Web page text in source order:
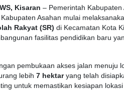
Kisaran – Pemerintah
Asahan mulai
Rakyat (SR) di Kecamatan Kota
fasilitas pendidikan baru
pembukaan akses jalan menuju
lebih 7 hektaryang telah
untuk memastikan kesiapan